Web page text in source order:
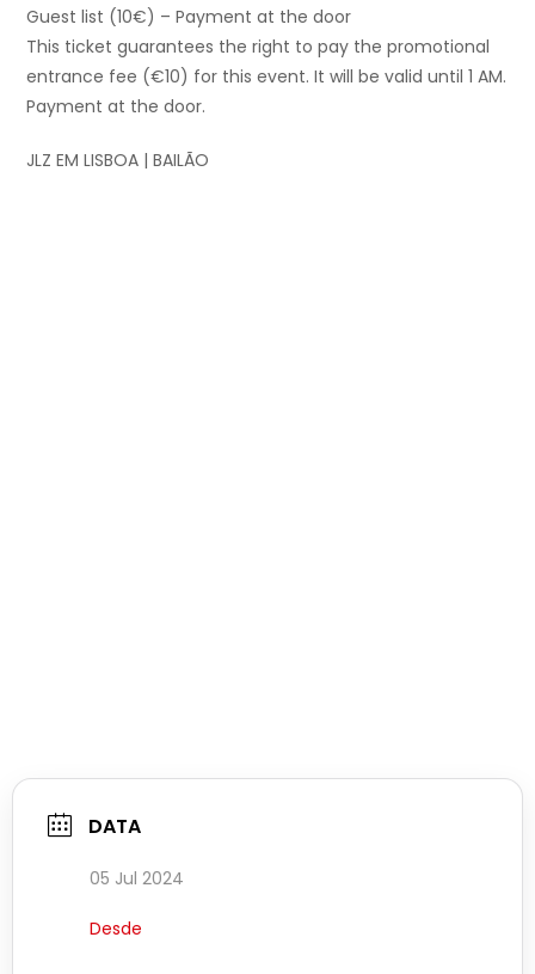
Guest list (10€) – Payment at the door
This ticket guarantees the right to pay the promotional
entrance fee (€10) for this event. It will be valid until 1 AM.
Payment at the door.
JLZ EM LISBOA | BAILÃO
DATA
05 Jul 2024
Desde